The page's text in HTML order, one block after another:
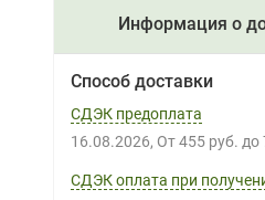
Информация о
Способ доставки
СДЭК предоплата
16.08.2026 От 455 руб. до
СДЭК оплата при